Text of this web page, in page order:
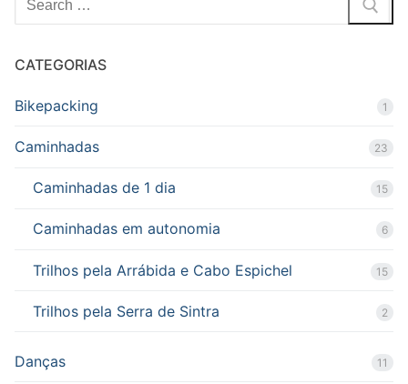
por:
CATEGORIAS
Bikepacking 1
Caminhadas 23
Caminhadas de 1 dia 15
Caminhadas em autonomia 6
Trilhos pela Arrábida e Cabo Espichel 15
Trilhos pela Serra de Sintra 2
Danças 11